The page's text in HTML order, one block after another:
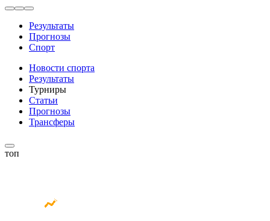
Результаты
Прогнозы
Спорт
Новости спорта
Результаты
Турниры
Статьи
Прогнозы
Трансферы
топ